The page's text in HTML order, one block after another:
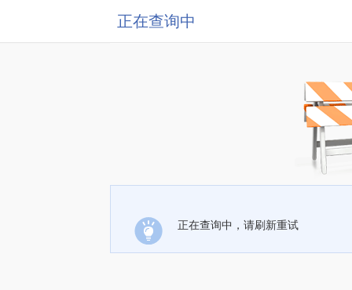
正在查询中
正在查询中，请刷新重试